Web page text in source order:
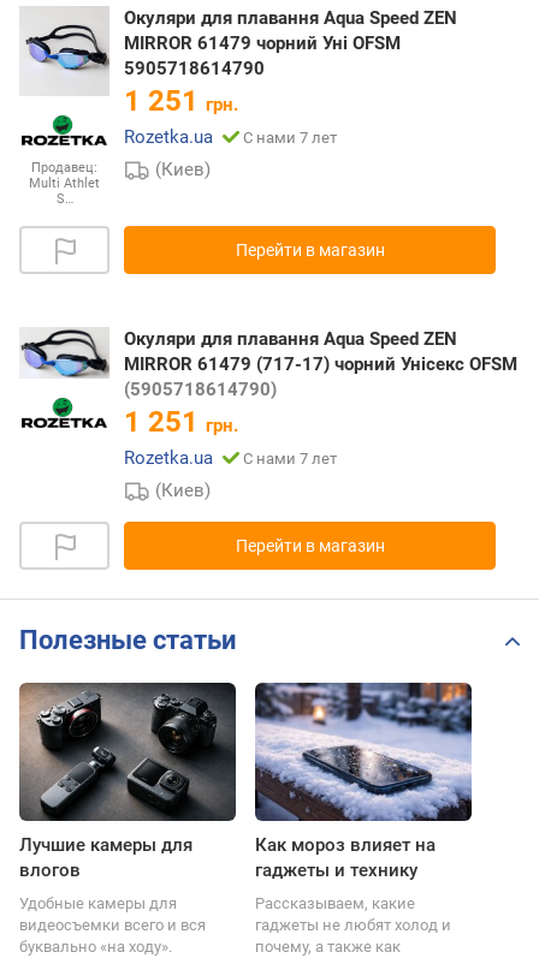
Продавец:
Multi Athlet
S…
Окуляри для плавання Aqua Speed ZEN
MIRROR 61479 чорний Уні OFSM
5905718614790
1 251 грн.
Rozetka.ua
С нами 7 лет
(Киев)
Перейти в магазин
Окуляри для плавання Aqua Speed ZEN
MIRROR 61479 (717-17) чорний Унісекс OFSM
(5905718614790)
1 251 грн.
Rozetka.ua
С нами 7 лет
(Киев)
Перейти в магазин
Полезные статьи
Лучшие камеры для
влогов
Удобные камеры для
видеосъемки всего и вся
буквально «на ходу».
Как мороз влияет на
гаджеты и технику
Рассказываем, какие
гаджеты не любят холод и
почему, а также как